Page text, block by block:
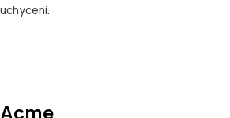
uchycení.
Acme